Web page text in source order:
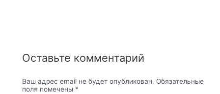
Оставьте комментарий
Ваш адрес email не будет опубликован. Обязательные
поля помечены *